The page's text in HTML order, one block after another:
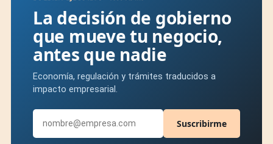
La decisión de gobierno
que mueve tu negocio,
antes que nadie
Economía, regulación y trámites traducidos a
impacto empresarial.
Suscribirme